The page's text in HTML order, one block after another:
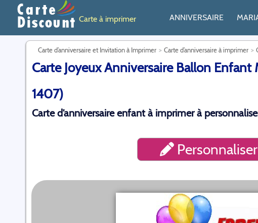
Carte à imprimer ANNIVERSAIRE
Carte d’anniversaire et Invitation à Imprimer Carte d’anniversaire à imprimer
Carte Joyeux Anniversaire Ballon
1407)
Carte d’anniversaire enfant à imprimer à